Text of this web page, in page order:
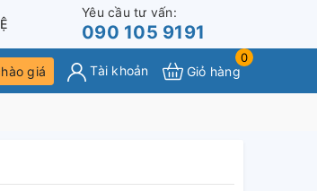
Yêu cầu tư vấn:
090 105 9191
giá Tài khoản
0
Giỏ hàng